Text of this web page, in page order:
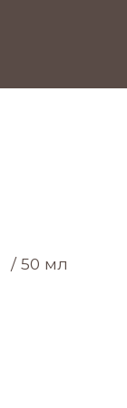
/50 мл